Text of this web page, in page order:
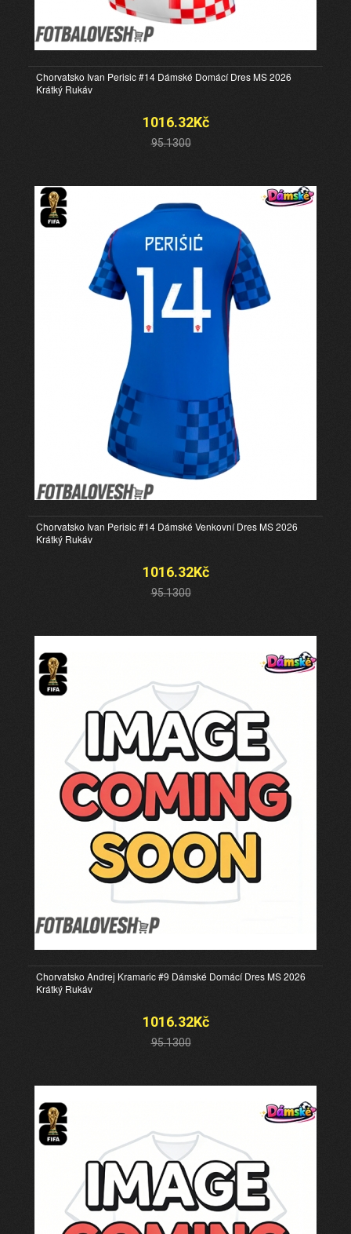
Chorvatsko Ivan Perisic #14 Dámské Domácí Dres MS 2026
Krátký Rukáv
1016.32Kč
95.1300
Chorvatsko Ivan Perisic #14 Dámské Venkovní Dres MS 2026
Krátký Rukáv
1016.32Kč
95.1300
Chorvatsko Andrej Kramaric #9 Dámské Domácí Dres MS 2026
Krátký Rukáv
1016.32Kč
95.1300